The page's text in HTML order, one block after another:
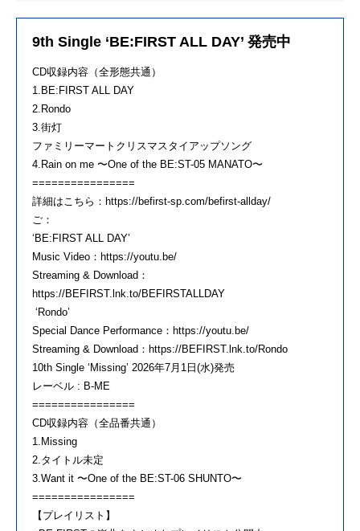
9th Single ‘BE:FIRST ALL DAY’ 発売中
CD収録内容（全形態共通）
1.BE:FIRST ALL DAY
2.Rondo
3.街灯
ファミリーマートクリスマスタイアップソング
4.Rain on me 〜One of the BE:ST-05 MANATO〜
================
詳細はこちら：https://befirst-sp.com/befirst-allday/
ご：
‘BE:FIRST ALL DAY’
Music Video：https://youtu.be/
Streaming & Download：
https://BEFIRST.lnk.to/BEFIRSTALLDAY
‘Rondo’
Special Dance Performance：https://youtu.be/
Streaming & Download：https://BEFIRST.lnk.to/Rondo
10th Single ‘Missing’ 2026年7月1日(水)発売
レーベル : B-ME
================
CD収録内容（全品番共通）
1.Missing
2.タイトル未定
3.Want it 〜One of the BE:ST-06 SHUNTO〜
================
【プレイリスト】